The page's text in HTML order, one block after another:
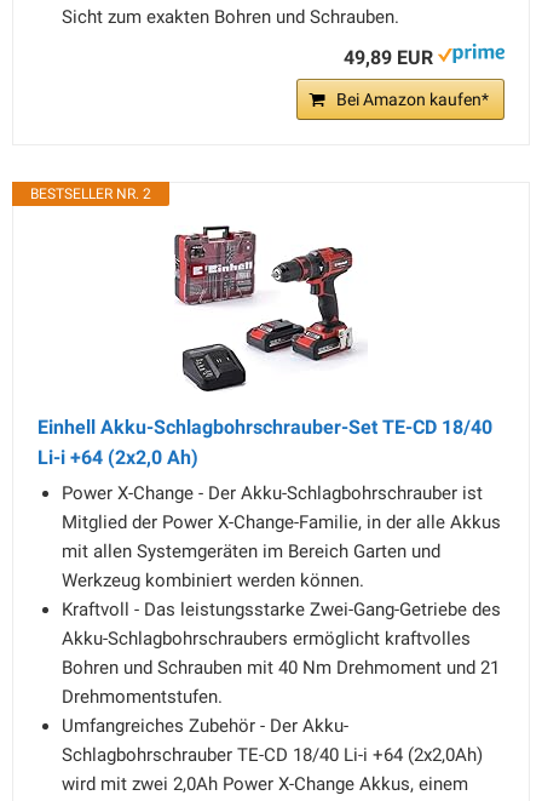
Sicht zum exakten Bohren und Schrauben.
49,89 EUR
Bei Amazon kaufen*
BESTSELLER NR. 2
Einhell Akku-Schlagbohrschrauber-Set TE-CD 18/40
Li-i +64 (2x2,0 Ah)
Power X-Change - Der Akku-Schlagbohrschrauber ist
Mitglied der Power X-Change-Familie, in der alle Akkus
mit allen Systemgeräten im Bereich Garten und
Werkzeug kombiniert werden können.
Kraftvoll - Das leistungsstarke Zwei-Gang-Getriebe des
Akku-Schlagbohrschraubers ermöglicht kraftvolles
Bohren und Schrauben mit 40 Nm Drehmoment und 21
Drehmomentstufen.
Umfangreiches Zubehör - Der Akku-
Schlagbohrschrauber TE-CD 18/40 Li-i +64 (2x2,0Ah)
wird mit zwei 2,0Ah Power X-Change Akkus, einem